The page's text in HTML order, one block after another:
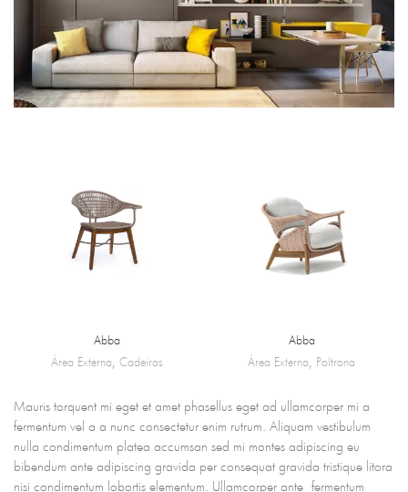
Abba
Área Externa Cadeiras
Abba
Área Externa
Poltrona
Mauris torquent mi eget et amet phasellus eget ad ullamcorper mi a
fermentum vel a a nunc consectetur enim rutrum. Aliquam vestibulum
nulla condimentum platea accumsan sed mi montes adipiscing eu
bibendum ante adipiscing gravida per consequat gravida tristique litora
nisi condimentum lobortis elementum. Ullamcorper ante fermentum